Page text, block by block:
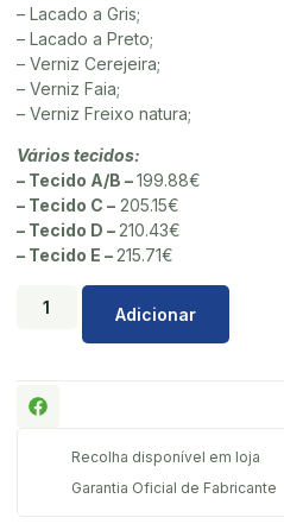
– Lacado a Gris;
– Lacado a Preto;
– Verniz Cerejeira;
– Verniz Faia;
– Verniz Freixo natura;
Vários tecidos:
– Tecido A/B –199.88€
– Tecido C – 205.15€
– Tecido D – 210.43€
– Tecido E – 215.71€
Adicionar
Recolha disponível em loja
Garantia Oficial de Fabricante